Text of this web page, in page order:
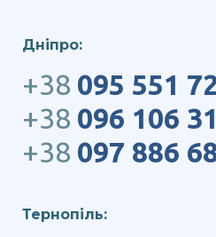
Дніпро:
+38 095 551
+38 096 106
+38 097 886
Тернопіль: